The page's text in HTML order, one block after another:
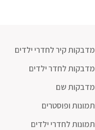
מדבקות קיר לחדרי ילדים
מדבקות לחדר ילדים
מדבקות שם
תמונות ופוסטרים
תמונות לחדרי ילדים